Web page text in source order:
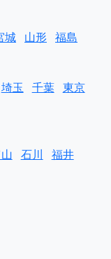
城 山形 福島
埼玉 千葉 東京
石川 福井